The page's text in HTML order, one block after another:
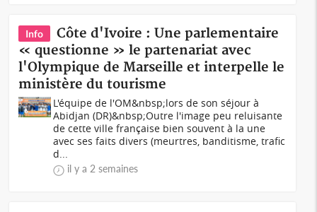
Info
Côte d'Ivoire : Une parlementaire
« questionne » le partenariat avec
l'Olympique de Marseille et interpelle le
ministère du tourisme
L'équipe de l'OM&nbsp;lors de son séjour à
Abidjan (DR)&nbsp;Outre l'image peu reluisante
de cette ville française bien souvent à la une
avec ses faits divers (meurtres, banditisme, trafic
d...
il y a 2 semaines